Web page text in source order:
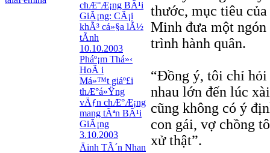
chÆ°Æ¡ng BÃ¹i
GiÃ¡ng: CÃ¡i
khÃ³ cá»§a lÃ½
tÃ­nh
10.10.2003
Pháº¡m Thá»‹
HoÃ i
Má»™t giáº£i
thÆ°á»Ÿng
vÄƒn chÆ°Æ¡ng
mang tÃªn BÃ¹i
GiÃ¡ng
3.10.2003
Äinh TÃ´n Nhan
thước, mục tiêu
Minh đưa một
trình hành quân.
“Đồng ý, tôi chỉ hỏi
nhau lớn đến lúc
cũng không có ý
con gái, vợ chồng
xử thật”.